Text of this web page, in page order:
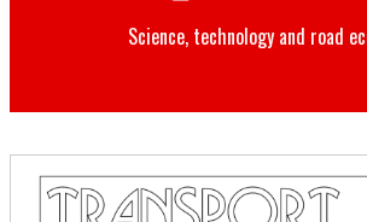
Science, technology and road